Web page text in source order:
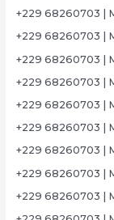
+229 68260703 |
+229 68260703 |
+229 68260703 |
+229 68260703 |
+229 68260703 |
+229 68260703 |
+229 68260703 |
+229 68260703 |
+229 68260703 |